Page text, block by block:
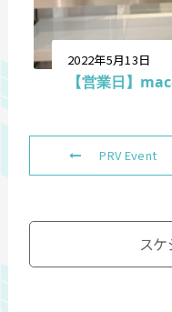
2022年5月13日
【営業日】
PRV Event
ス